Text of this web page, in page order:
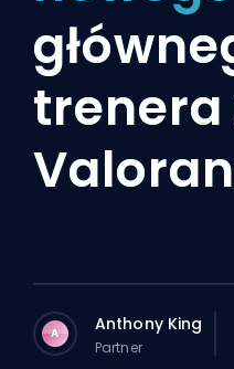
trenera
A Anthony King
Partner